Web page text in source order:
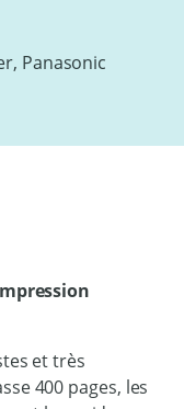
Panasonic
et très
400 pages, les